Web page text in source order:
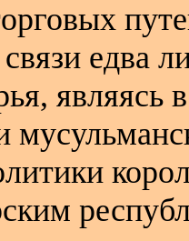
едва
являясь